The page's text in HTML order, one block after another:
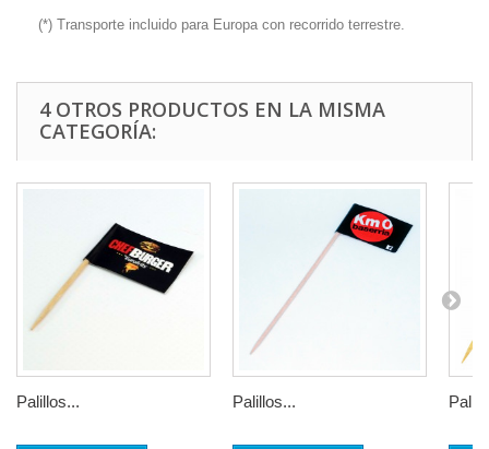
(*) Transporte incluido para Europa con recorrido terrestre.
4 OTROS PRODUCTOS EN LA MISMA
CATEGORÍA:
Palillos... Palillos...